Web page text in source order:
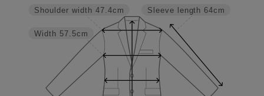
Sleeve length 64cm
Width 57.5cm
Shoulder width 47.4cm